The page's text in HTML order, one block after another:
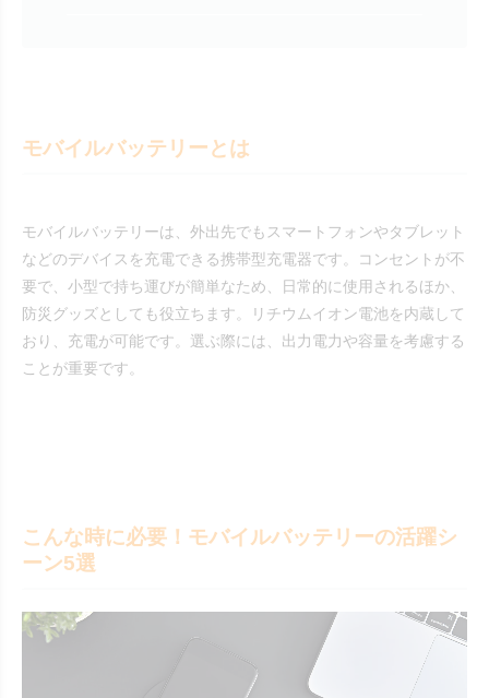
モバイルバッテリーとは
モバイルバッテリーは、外出先でもスマートフォンやタブレット
などのデバイスを充電できる携帯型充電器です。コンセントが不
要で、小型で持ち運びが簡単なため、日常的に使用されるほか、
防災グッズとしても役立ちます。リチウムイオン電池を内蔵して
おり、充電が可能です。選ぶ際には、出力電力や容量を考慮する
ことが重要です。
こんな時に必要！モバイルバッテリーの活躍シ
ーン5選